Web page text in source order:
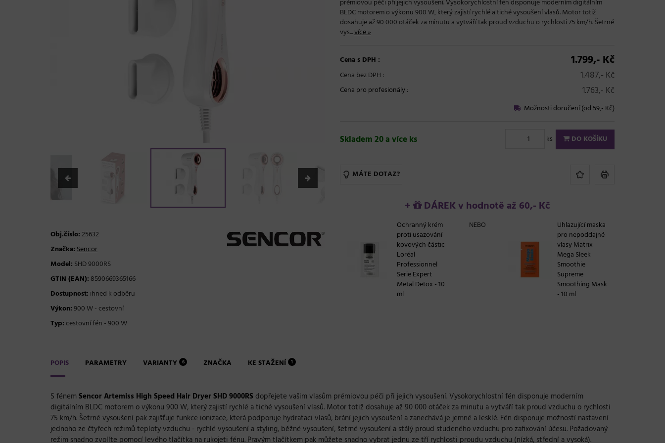
Obj.číslo:25632
Značka:Sencor
Model: SHD 9000RS
GTIN (EAN): 8590669365166
Dostupnost: ihned k odběru
Výkon:900 W - cestovní
Typ: cestovní fén - 900 W
prémiovou péči při jejich vysoušení. Vysokorychlostní fén disponuje moderním digitálním
BLDC motorem o výkonu 900 W, který zajistí rychlé a tiché vysoušení vlasů. Motor totiž
dosahuje až 90 000 otáček za minutu a vytváří tak proud vzduchu o rychlosti 75 km/h. Šetrné
vys...více »
Cena s DPH : 1.799,- Kč
Cena bez DPH : 1.487,- Kč
Cena pro profesionály: 1.763,- Kč
Možnosti doručení (od 59,- Kč)
Skladem 20 a více ks ks DO KOŠÍKU
MÁTE DOTAZ?
+ DÁREK v hodnotě až 60,- Kč
Ochranný krém
proti usazování
kovových částic
Loréal
Professionnel
Serie Expert
Metal Detox - 10
ml
NEBO
Uhlazující maska
pro nepoddajné
vlasy Matrix
Mega Sleek
Smoothie
Supreme
Smoothing Mask
- 10 ml
POPIS PARAMETRY VARIANTY 6 ZNAČKA KE STAŽENÍ 1
S fénem Sencor Artemiss High Speed Hair Dryer SHD 9000RS dopřejete vašim vlasům prémiovou péči při jejich vysoušení. Vysokorychlostní fén disponuje moderním
digitálním BLDC motorem o výkonu 900 W, který zajistí rychlé a tiché vysoušení vlasů. Motor totiž dosahuje až 90 000 otáček za minutu a vytváří tak proud vzduchu o rychlosti
75 km/h. Šetrné vysoušení pak zajišťuje funkce ionizace, která podporuje hydrataci vlasů, brání jejich vysoušení a zanechává je jemné a lesklé. Fén disponuje možností nastavení
jednoho ze čtyřech režimů teploty vzduchu - rychlé vysoušení a styling, běžné vysoušení, šetrné vysoušení a stálý proud studeného vzduchu pro zafixování účesu. Požadovaný
režim snadno zvolíte pomocí levého tlačítka na rukojeti fénu. Pravým tlačítkem pak můžete snadno vybrat jednu ze tří rychlosti proudu vzduchu (nízká, střední a vysoká).